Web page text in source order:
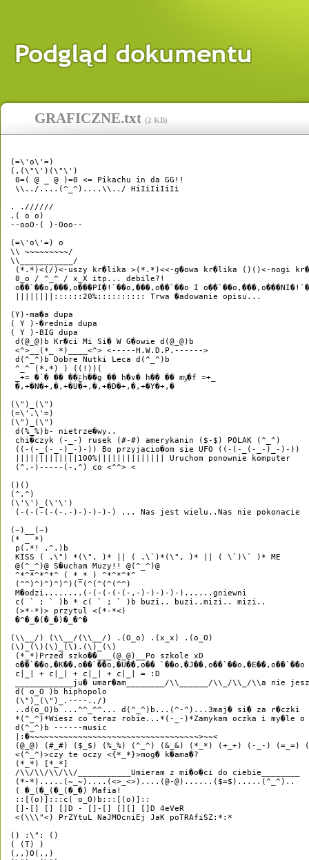
GRAFICZNE.txt (2 KB)
(=\'o\'=)
(,(\"\')(\"\')
0=( @ _ @ )=0 <= Pikachu in da GG!!
\\../....(^_^)....\\../ HiIiIiIiIi
. .//////
.( o o)
--ooO-( )-Ooo--
(=\'o\'=) o
\\ ~~~~~~~~~/
\\___________/
(*.*)<(/)<-uszy kr�lika >(*.*)<<-g�owa kr�lika ()()<-nogi
0_o / ^_^ / x_X itp... debile?!
o��`��o,���,o���PI�!`��o,���,o��`��o I
||||||||::::::20%:::::::::: Trwa �adowanie opisu...
(Y)-ma�a dupa
( Y )-�rednia dupa
( Y )-BIG dupa
d(@_@)b Kr�ci Mi Si� W G�owie d(@_@)b
<^>__(*_ *)____<^> <-----H.W.D.P.------>
d(^_^)b Dobre Nutki Leca d(^_^)b
^_^ (*.*) ) ((!))(
_+= �`� �� ��ݝh��g �� h�v� h�� �� mݹ�f =+_
�,+�N�+,�,+�U�+,�,+�D�+,�,+�Y�+,�
(\")_(\")
(=\'.\'=)
(\")_(\")
d(%_%)b- nietrze�wy..
chi�czyk (-_-) rusek (#-#) amerykanin ($-$) POLAK (^_^)
((-(-_(-_-)_-)-)) Bo przyjacio�om sie UFO ((-(-_(-_-)_-)-))
|||||||||||||100%|||||||||||||| Uruchom ponownie komputer
(^.-)-----(-.^) co <^^> <
()()
(^.^)
(\'\')_(\'\')
(-(-(-(-(-.-)-)-)-)-) ... Nas jest wielu..Nas nie pokonacie
(~)__(~)
(* _ *)
p(.*! .^.)b
KISS ( .\") *(\", )* || ( .\`)*(\", )* || ( \`)\` )* ME
@(^_^)@ S�ucham Muzy!! @(^_^)@
^*^*^*^*^ ( *_* ) ^*^*^*^
(^^)^)^)^)^)(^(^(^(^(^^)
M�odzi........(-(-(-(-(-,-)-)-)-)-)......gniewni
c( ` ; ` )b * c( ` ; ` )b buzi.. buzi..mizi.. mizi..
(>*-*)> przytul <(*-*<)
�^�_�(�_�)�_�^�
(\\__/) (\\__/(\\__/) .(O_o) .(x_x) .(o_O)
(\)_(\)(\)_(\).(\)_(\)
(*_*)Przed szko��___(@_@)__Po szkole xD
o��`��o,�K��,o��`��o,�U��,o�� `��o,�J��,o��`��o,�E��,o��`��o
c|_| + c|_| + c|_| + c|_| = :D
____________ju� umar�am________/\\______/\\_/\\_/\\a nie
d( o_O )b hiphopolo
(\")_(\")_.----.,/)
..d(o_O)b ...^^_^^... d(^_^)b...(^-^)...3maj� si� za r�czki
*(^_^)*Wiesz co teraz robie...*(-_-)*Zamykam oczka i my�le
d(^_^)b ------music
|:�~~~~~~~~~~~~~~~~~~~~~~~~~~~~~~~~~~~>~~<
(@_@) (#_#) ($_$) (%_%) (^_^) (&_&) (*_*) (+_+) (-_-) (=_=)
<(^_^)>czy te oczy <{*_*}>mog� k�ama�?
(*_*) [*_*]
/\\/\\/\\/\\/___________Umieram z mi�o�ci do ciebie________
(*-*).....(~_~)....(<>_<>)....(@-@)......($=$).....(^_^)..
( �_(�_(�_(�_�) Mafia!
::[(o)]:::c( o_O)b:::[(o)]::
[]-[] [] []D - []-[] [][] []D 4eVeR
<(\\\"<) PrZYtuL NaJMOcniEj JaK poTRAfiSZ:*:*
() :\": ()
( (T) )
(,,)O(,,)